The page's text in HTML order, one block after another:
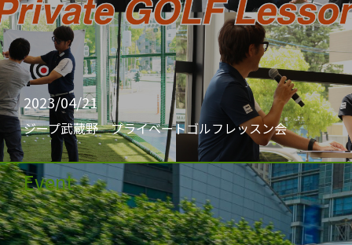
2023/04/21
ジープ武蔵野 プライベートゴルフレッスン会
Event